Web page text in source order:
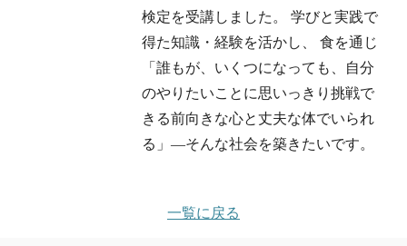
検定を受講しました。 学びと実践で
得た知識・経験を活かし、 食を通じ
「誰もが、いくつになっても、自分
のやりたいことに思いっきり挑戦で
きる前向きな心と丈夫な体でいられ
る」―そんな社会を築きたいです。
一覧に戻る